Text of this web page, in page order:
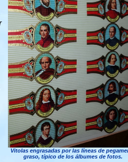
Vitolas engrasadas por las líneas de
graso, típico de los álbumes de fotos.